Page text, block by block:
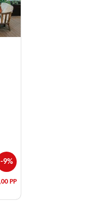
-9%
,00 PP